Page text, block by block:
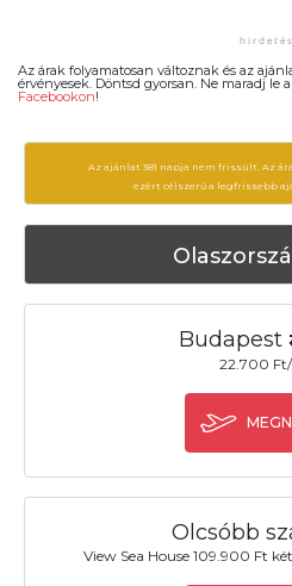
Az árak folyamatosan változnak és az
érvényesek. Döntsd gyorsan. Ne maradj le
Facebookon!
Az ajánlat 381 napja nem frissült. Az
ezért célszerű a legfrissebb
Budapest
22.700
Olcsóbb
View Sea House 109.900 Ft